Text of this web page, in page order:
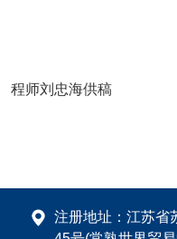
安庆皖能
程师刘忠海供稿
注册地址：江苏省